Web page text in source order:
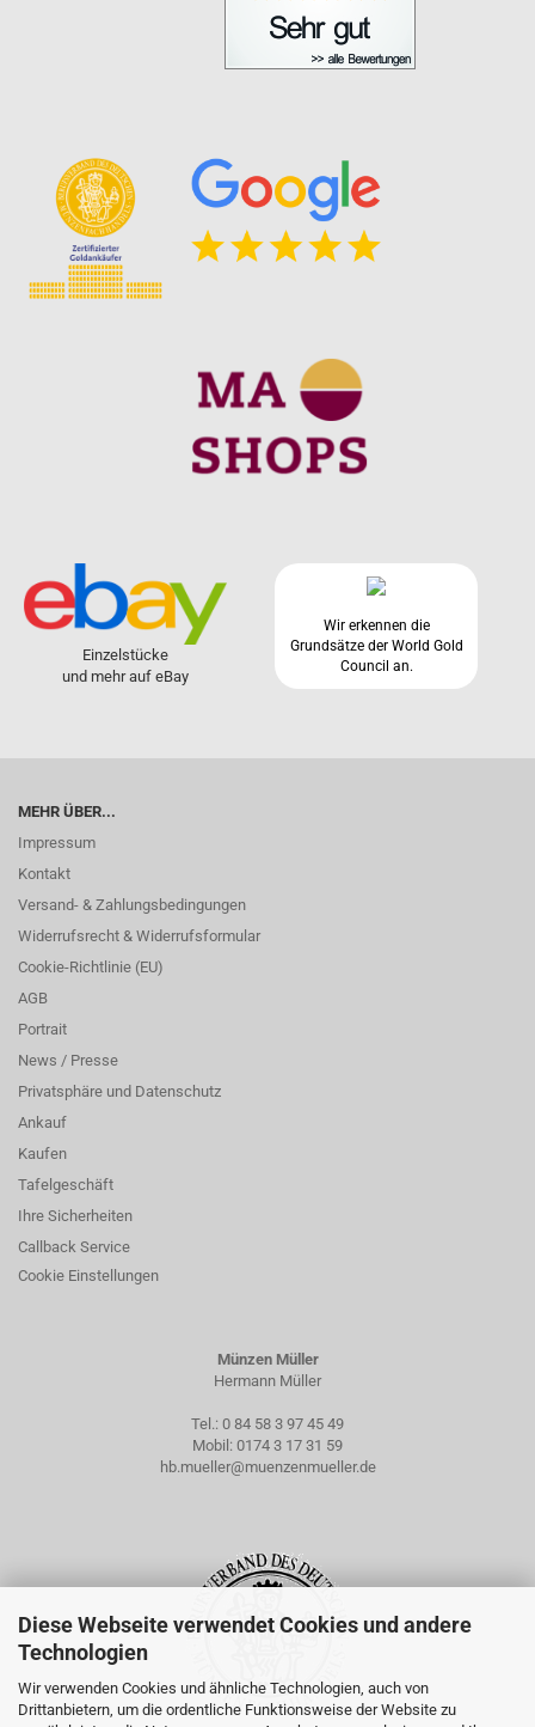
Diese Webseite verwendet Cookies und andere
Technologien
Wir verwenden Cookies und ähnliche Technologien, auch von
Drittanbietern, um die ordentliche Funktionsweise der Website zu
Einzelstücke
und mehr auf eBay
Wir erkennen die
Grundsätze der World Gold
Council an.
MEHR ÜBER...
Impressum
Kontakt
Versand- & Zahlungsbedingungen
Widerrufsrecht & Widerrufsformular
Cookie-Richtlinie (EU)
AGB
Portrait
News / Presse
Privatsphäre und Datenschutz
Ankauf
Kaufen
Tafelgeschäft
Ihre Sicherheiten
Callback Service
Cookie Einstellungen
Münzen Müller
Hermann Müller
Tel.: 0 84 58 3 97 45 49
Mobil: 0174 3 17 31 59
hb.mueller@muenzenmueller.de